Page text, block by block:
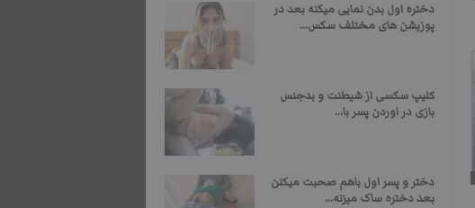
دختره اول بدن نمایی میکنه بعد در
پوزیشن های مختلف سکس...
کلیپ سکسی از شیطنت و بدجنس
بازی در اوردن پسر با...
دختر و پسر اول باهم صحبت میکنن
بعد دختره ساک میزنه...